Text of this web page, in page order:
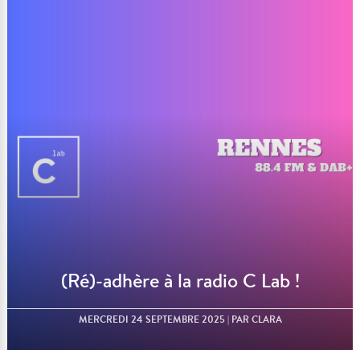
(Ré)-adhère à la radio C Lab !
MERCREDI 24 SEPTEMBRE 2025| PAR CLARA